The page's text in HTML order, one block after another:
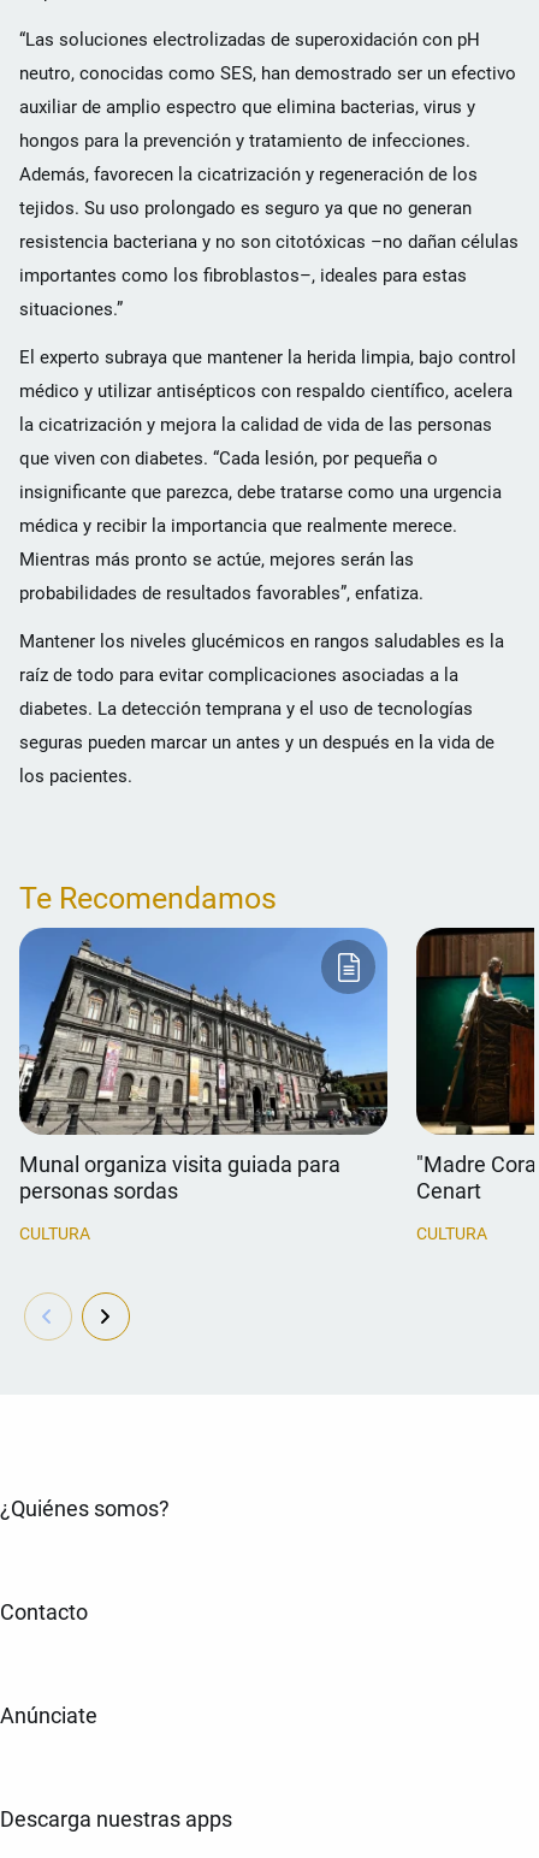
“Las soluciones electrolizadas de superoxidación con pH
neutro, conocidas como SES, han demostrado ser un efectivo
auxiliar de amplio espectro que elimina bacterias, virus y
hongos para la prevención y tratamiento de infecciones.
Además, favorecen la cicatrización y regeneración de los
tejidos. Su uso prolongado es seguro ya que no generan
resistencia bacteriana y no son citotóxicas –no dañan células
importantes como los fibroblastos–, ideales para estas
situaciones.”
El experto subraya que mantener la herida limpia, bajo control
médico y utilizar antisépticos con respaldo científico, acelera
la cicatrización y mejora la calidad de vida de las personas
que viven con diabetes. “Cada lesión, por pequeña o
insignificante que parezca, debe tratarse como una urgencia
médica y recibir la importancia que realmente merece.
Mientras más pronto se actúe, mejores serán las
probabilidades de resultados favorables”, enfatiza.
Mantener los niveles glucémicos en rangos saludables es la
raíz de todo para evitar complicaciones asociadas a la
diabetes. La detección temprana y el uso de tecnologías
seguras pueden marcar un antes y un después en la vida de
los pacientes.
Te Recomendamos
Munal organiza visita guiada para
personas sordas
CULTURA
"Madre
Cenart
CULTURA
¿Quiénes somos?
Contacto
Anúnciate
Descarga nuestras apps